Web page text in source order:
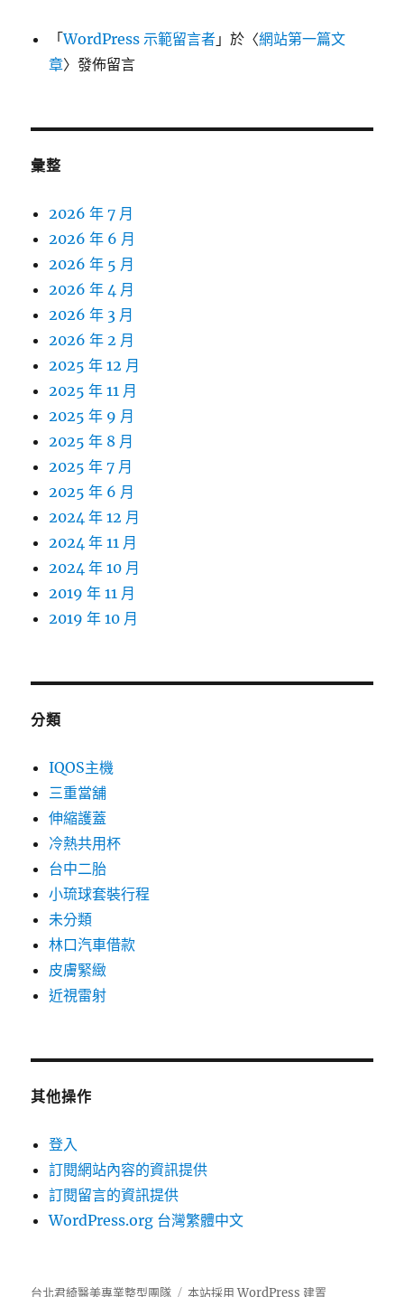
「WordPress 示範留言者 」於〈網站第一篇文
章〉發佈留言
彙整
2026 年 7 月
2026 年 6 月
2026 年 5 月
2026 年 4 月
2026 年 3 月
2026 年 2 月
2025 年 12 月
2025 年 11 月
2025 年 9 月
2025 年 8 月
2025 年 7 月
2025 年 6 月
2024 年 12 月
2024 年 11 月
2024 年 10 月
2019 年 11 月
2019 年 10 月
分類
IQOS主機
三重當舖
伸縮護蓋
冷熱共用杯
台中二胎
小琉球套裝行程
未分類
林口汽車借款
皮膚緊緻
近視雷射
其他操作
登入
訂閱網站內容的資訊提供
訂閱留言的資訊提供
WordPress.org 台灣繁體中文
台北君綺醫美專業整型團隊 本站採用 WordPress 建置